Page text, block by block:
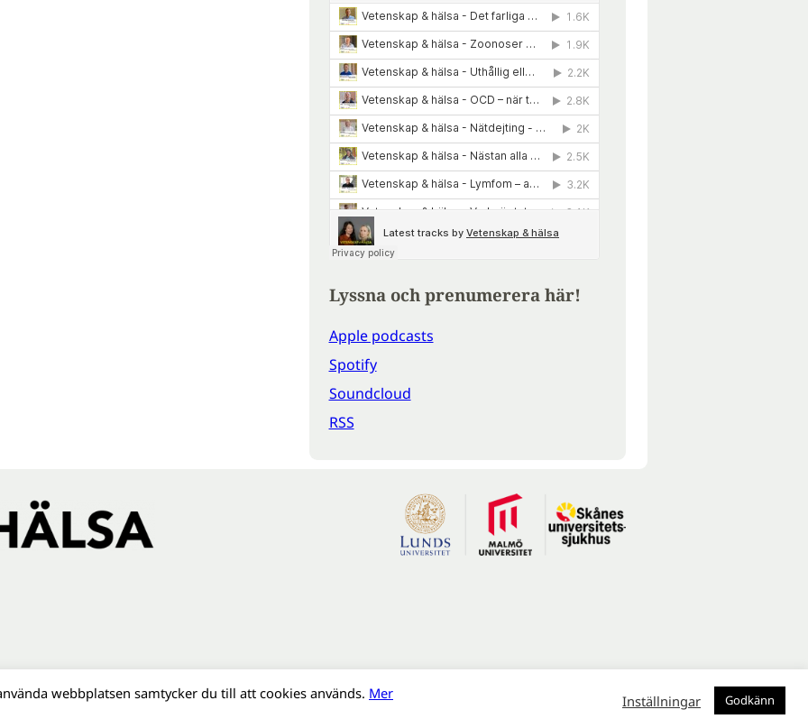
Lyssna och prenumerera här!
Apple podcasts
Spotify
Soundcloud
RSS
webbplatsen samtycker du till att cookies används. Mer
Inställningar Godkänn